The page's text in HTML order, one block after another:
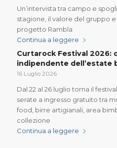
Un’intervista tra campo e
stagione, il valore del gruppo
progetto Rambla
Continua a leggere
Curtarock Festival 2026:
indipendente dell’estate
16 Luglio 2026
Dal 22 al 26 luglio torna il
serate a ingresso gratuito tra
food, birre artigianali, area
collezione
Continua a leggere